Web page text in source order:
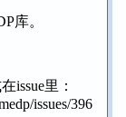
库。
issue里：
issues/396